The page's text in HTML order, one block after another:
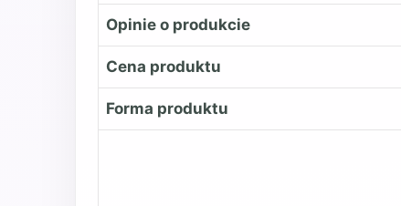
Opinie o produkcie
Cena produktu
Forma produktu